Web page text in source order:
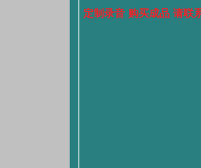
定制录音 购买成品 请联